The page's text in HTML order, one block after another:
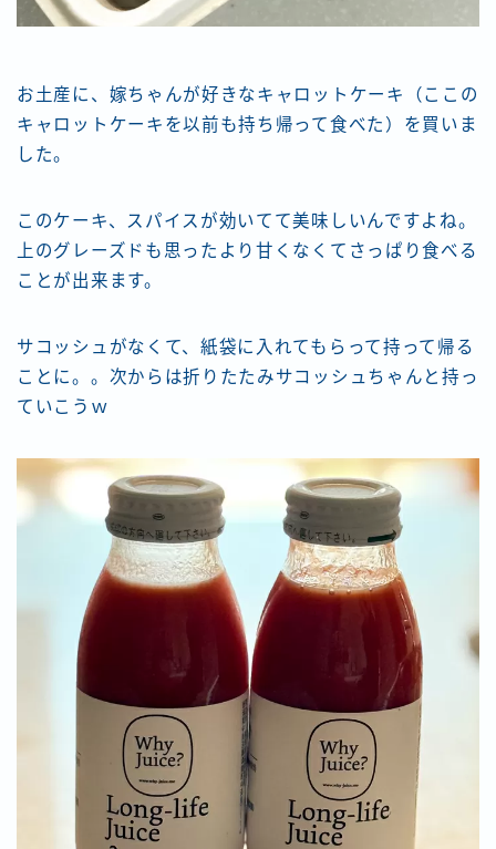
お土産に、嫁ちゃんが好きなキャロットケーキ（ここの
キャロットケーキを以前も持ち帰って食べた）を買いま
した。
このケーキ、スパイスが効いてて美味しいんですよね。
上のグレーズドも思ったより甘くなくてさっぱり食べる
ことが出来ます。
サコッシュがなくて、紙袋に入れてもらって持って帰る
ことに。。次からは折りたたみサコッシュちゃんと持っ
ていこうｗ